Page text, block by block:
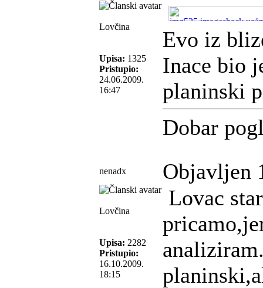
Lovčina
Upisa: 1325
Pristupio:
24.06.2009.
16:47
Evo iz
Inace bio
planinski
Dobar
nenadx Objavljen
Lovčina
Upisa: 2282
Pristupio:
16.10.2009.
18:15
Lovac